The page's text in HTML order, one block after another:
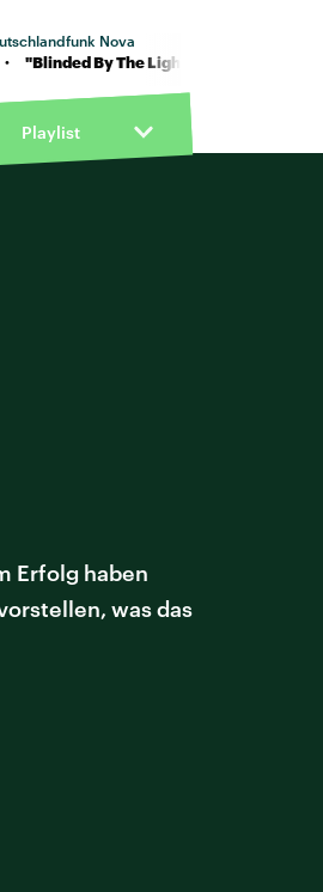
Nova
By The Lights" von The Streets ·
Playlist
Erfolg haben
was das